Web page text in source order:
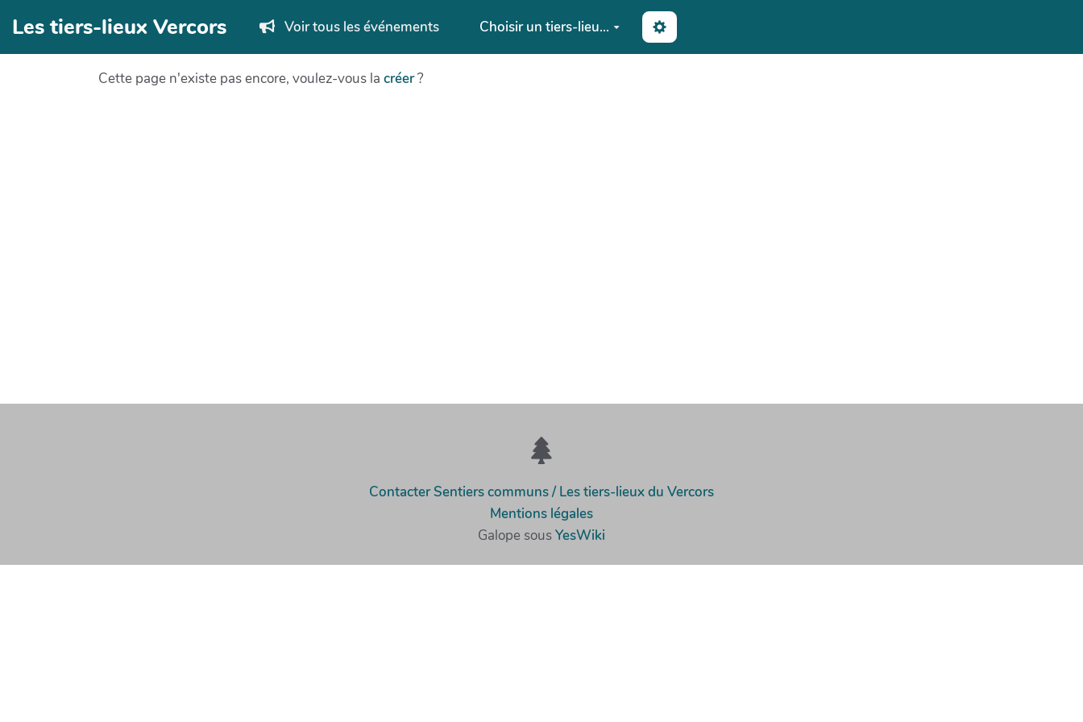
Aller au contenu principal
Les tiers-lieux Vercors Voir tous les événements Choisir un tiers-lieu...
Cette page n'existe pas encore, voulez-vous la créer?
Contacter Sentiers communs / Les tiers-lieux du Vercors
Mentions légales
Galope sousYesWiki